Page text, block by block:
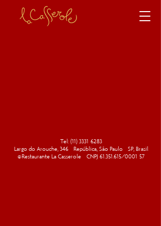
Tel: (11) 3331-6283
Largo do Arouche, 346 - República, São Paulo - SP, Brasil
©Restaurante La Casserole - CNPJ 61.351.615/0001-57